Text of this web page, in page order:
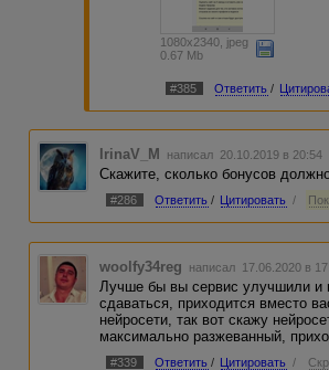
1080x2340, jpeg
0.67 Mb
#385 Ответить /
IrinaV_M написал 20.10.2019 в 20:54
Скажите, сколько бонусов
#286 Ответить / Цитировать /
woolfy34reg написал 17.06.2020 в
Лучше бы вы сервис улучшили и
сдаваться, приходится вместо
нейросети, так вот скажу
максимально разжеванный,
#339 Ответить / Цитировать /